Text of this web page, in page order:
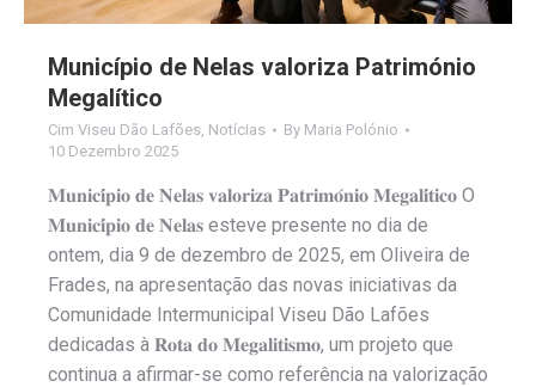
Município de Nelas valoriza Património
Megalítico
Cim Viseu Dão Lafões Notícias By Maria Polónio
10 Dezembro 2025
𝐌𝐮𝐧𝐢𝐜𝐢́𝐩𝐢𝐨 𝐝𝐞 𝐍𝐞𝐥𝐚𝐬 𝐯𝐚𝐥𝐨𝐫𝐢𝐳𝐚 𝐏𝐚𝐭𝐫𝐢𝐦𝐨́𝐧𝐢𝐨 𝐌𝐞𝐠𝐚𝐥𝐢́𝐭𝐢𝐜𝐨 O
𝐌𝐮𝐧𝐢𝐜𝐢́𝐩𝐢𝐨 𝐝𝐞 𝐍𝐞𝐥𝐚𝐬 esteve presente no dia de
ontem, dia 9 de dezembro de 2025, em Oliveira de
Frades, na apresentação das novas iniciativas da
Comunidade Intermunicipal Viseu Dão Lafões
dedicadas à 𝐑𝐨𝐭𝐚 𝐝𝐨 𝐌𝐞𝐠𝐚𝐥𝐢𝐭𝐢𝐬𝐦𝐨, um projeto que
continua a afirmar-se como referência na valorização